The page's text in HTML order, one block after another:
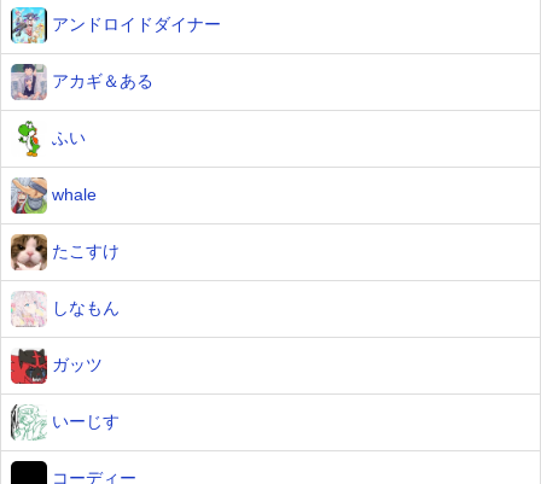
アンドロイドダイナー
アカギ＆ある
ふい
whale
たこすけ
しなもん
ガッツ
いーじす
コーディー